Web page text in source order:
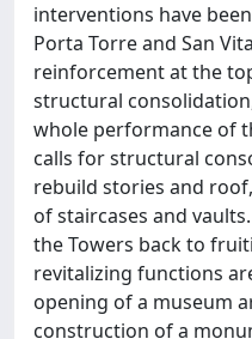
interventions have
Porta Torre and San
reinforcement at the
structural
whole performance of
calls for structural
rebuild stories and
of staircases and
the Towers back to
revitalizing functions
opening of a museum
construction of a